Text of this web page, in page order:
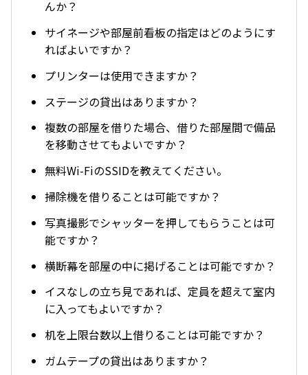
んか？
サイネージや部屋前看板の指定はどのようにす
ればよいですか？
プリンターは使用できますか？
ステージの貸出はありますか？
複数の部屋を借りた場合、借りた部屋間で備品
を移動させてもよいですか？
無料Wi-FiのSSIDを教えてください。
掃除機を借りることは可能ですか？
写真撮影でシャッターを押してもらうことは可
能ですか？
横断幕を部屋の中に掲げることは可能ですか？
イスなしの立ち見であれば、定員を超えて室内
に入ってもよいですか？
机を上限台数以上借りることは可能ですか？
ガムテープの貸出はありますか？